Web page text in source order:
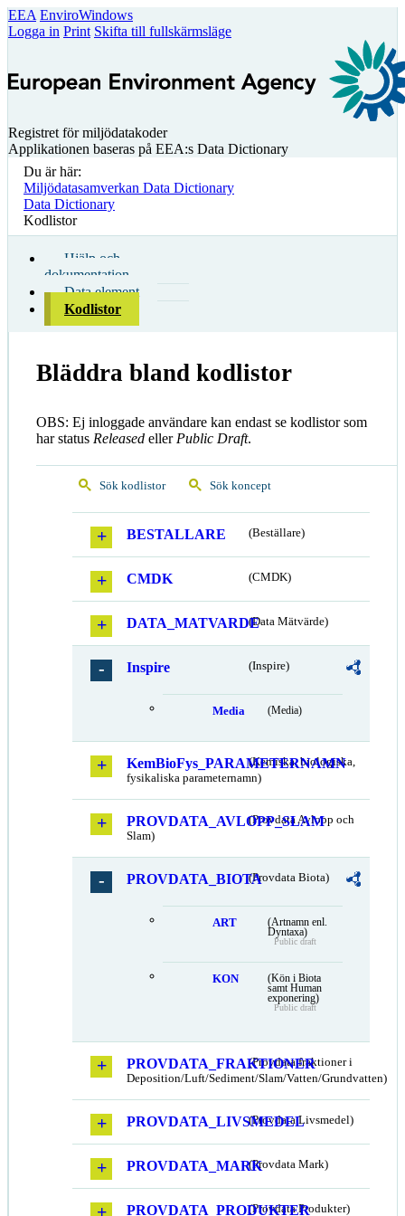
EEA EnviroWindows
Logga in Print Skifta till fullskärmsläge
Registret för miljödatakoder
Applikationen baseras på EEA:s Data Dictionary
Du är här:
Miljödatasamverkan Data Dictionary
Data Dictionary
Kodlistor
Hjälp och
dokumentation
Data element
Kodlistor
Bläddra bland kodlistor
OBS: Ej inloggade användare kan endast se kodlistor som
har status Released eller Public Draft.
Sök kodlistor Sök koncept
BESTALLARE (Beställare)
CMDK (CMDK)
DATA_MATVARDE(Data Mätvärde)
Inspire (Inspire)
Media (Media)
KemBioFys_PARAMETERNAMN
(Kemiska, biologiska,
fysikaliska parameternamn)
PROVDATA_AVLOPP_SLAM
(Provdata Avlopp och
Slam)
PROVDATA_BIOTA(Provdata Biota)
ART
(Artnamn enl.
Dyntaxa)
Public draft
KON
(Kön i Biota
samt Human
exponering)
Public draft
PROVDATA_FRAKTIONER
(Provdata fraktioner i
Deposition/Luft/Sediment/Slam/Vatten/Grundvatten)
PROVDATA_LIVSMEDEL
(Provdata Livsmedel)
PROVDATA_MARK(Provdata Mark)
PROVDATA_PRODUKTER
(Provdata Produkter)